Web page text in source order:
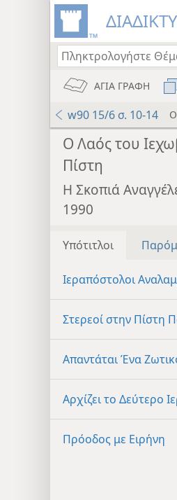
ΑΓΙΑ ΓΡΑΦΗ
w90 15/6 σ. 10-14
Ο Λαός του
Πίστη
Η Σκοπιά
1990
Υπότιτλοι
Ιεραπόστολοι
Στερεοί στην Πίστη
Απαντάται Ένα
Αρχίζει το Δεύτερο
Πρόοδος με Ειρήνη